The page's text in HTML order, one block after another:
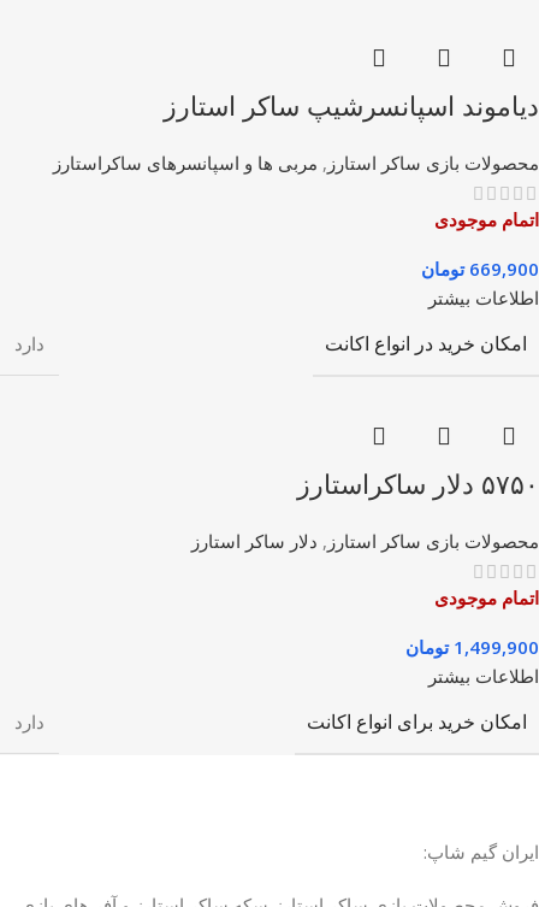
دیاموند اسپانسرشیپ ساکر استارز
محصولات بازی ساکر استارز , مربی ها و اسپانسرهای ساکراستارز
اتمام موجودی
669,900 تومان
اطلاعات بیشتر
امکان خرید در انواع اکانت دارد
۵۷۵۰ دلار ساکراستارز
محصولات بازی ساکر استارز , دلار ساکر استارز
اتمام موجودی
1,499,900 تومان
اطلاعات بیشتر
امکان خرید برای انواع اکانت دارد
ایران گیم شاپ: